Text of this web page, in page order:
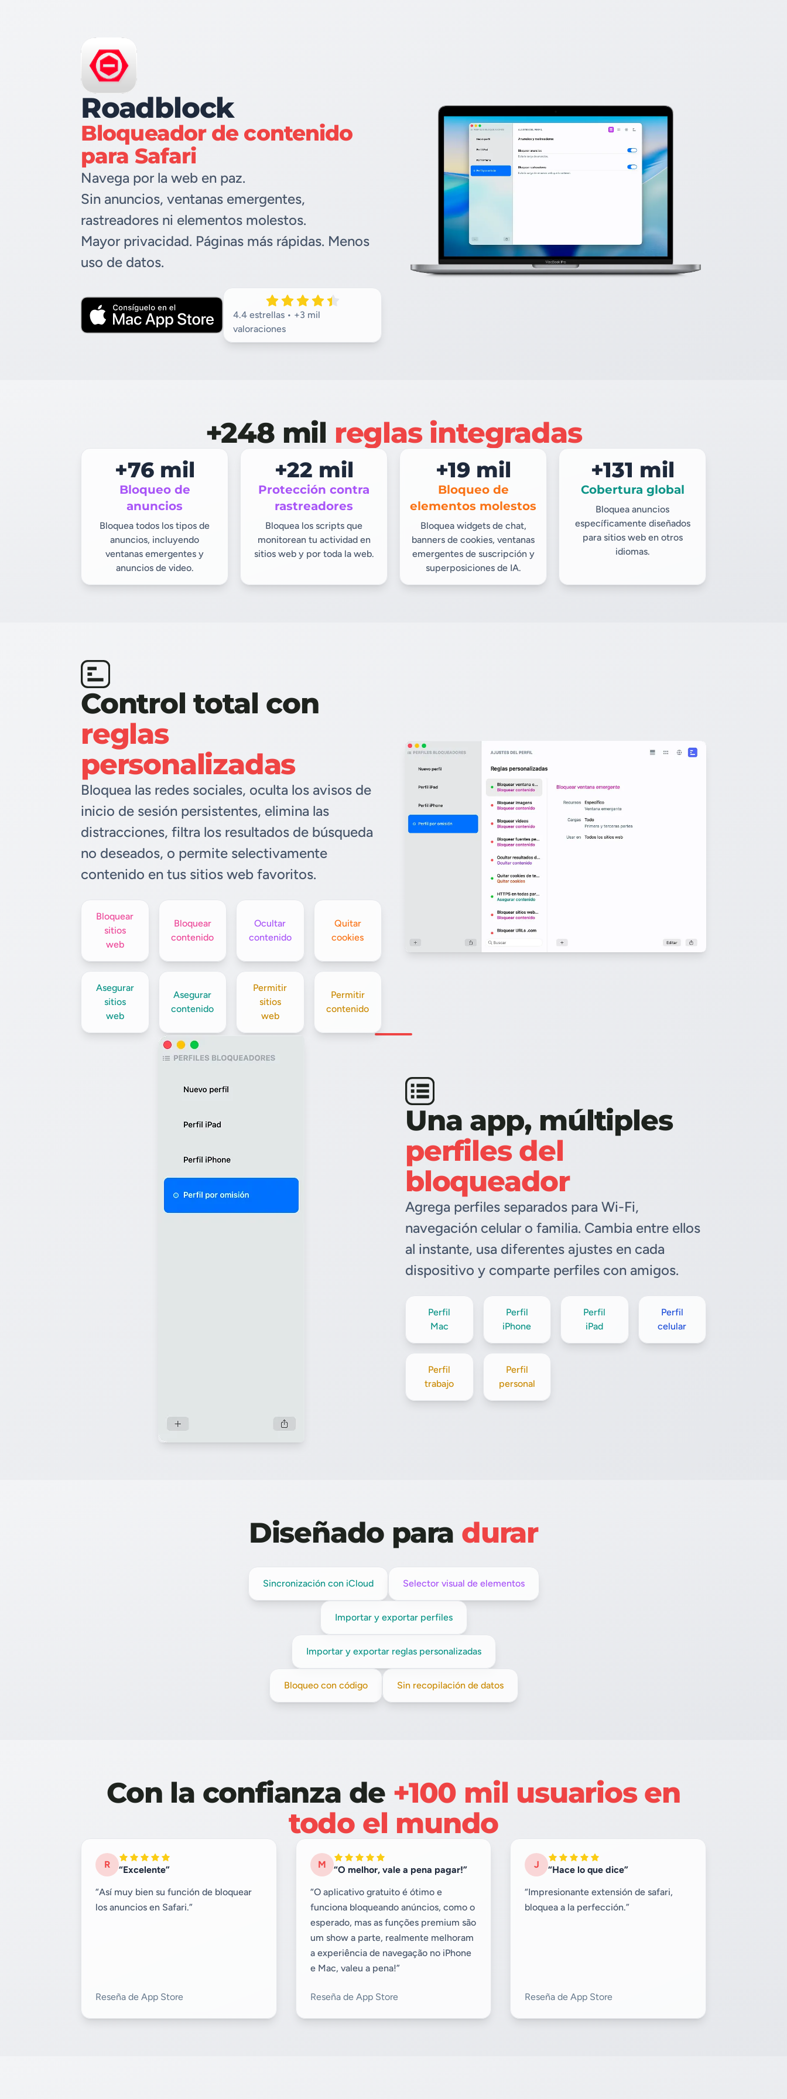
Roadblock
Bloqueador de contenido
para Safari
Navega por la web en paz.
Sin anuncios, ventanas emergentes,
rastreadores ni elementos molestos.
Mayor privacidad. Páginas más rápidas. Menos
uso de datos.
4.4 estrellas • +3 mil
valoraciones
+248 mil reglas integradas
+76 mil
Bloqueo de
anuncios
Bloquea todos los tipos de
anuncios, incluyendo
ventanas emergentes y
anuncios de video.
+22 mil
Protección contra
rastreadores
Bloquea los scripts que
monitorean tu actividad en
sitios web y por toda la web.
+19 mil
Bloqueo de
elementos molestos
Bloquea widgets de chat,
banners de cookies, ventanas
emergentes de suscripción y
superposiciones de IA.
+131 mil
Cobertura global
Bloquea anuncios
específicamente diseñados
para sitios web en otros
idiomas.
Control total con
reglas
personalizadas
Bloquea las redes sociales, oculta los avisos de
inicio de sesión persistentes, elimina las
distracciones, filtra los resultados de búsqueda
no deseados, o permite selectivamente
contenido en tus sitios web favoritos.
Bloquear
sitios
web
Bloquear
contenido
Ocultar
contenido
Quitar
cookies
Asegurar
sitios
web
Asegurar
contenido
Permitir
sitios
web
Permitir
contenido
Una app, múltiples
perfiles del
bloqueador
Agrega perfiles separados para Wi-Fi,
navegación celular o familia. Cambia entre ellos
al instante, usa diferentes ajustes en cada
dispositivo y comparte perfiles con amigos.
Perfil
Mac
Perfil
iPhone
Perfil
iPad
Perfil
celular
Perfil
trabajo
Perfil
personal
Diseñado para durar
Sincronización con iCloud Selector visual de elementos
Importar y exportar perfiles
Importar y exportar reglas personalizadas
Bloqueo con código Sin recopilación de datos
Con la confianza de +100 mil usuarios en
todo el mundo
R
“Excelente”
“Así muy bien su función de bloquear
los anuncios en Safari.”
Reseña de App Store
M
“O melhor, vale a pena pagar!”
“O aplicativo gratuito é ótimo e
funciona bloqueando anúncios, como o
esperado, mas as funções premium são
um show a parte, realmente melhoram
a experiência de navegação no iPhone
e Mac, valeu a pena!”
Reseña de App Store
J
“Hace lo que dice”
“Impresionante extensión de safari,
bloquea a la perfección.”
Reseña de App Store